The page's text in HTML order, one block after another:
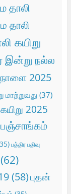
தாலி
தாலி
கயிறு
இன்று நல்ல
2025
மாற்றுவது (37)
2025
பத்திர பதிவு
(62)
(58)புதன்